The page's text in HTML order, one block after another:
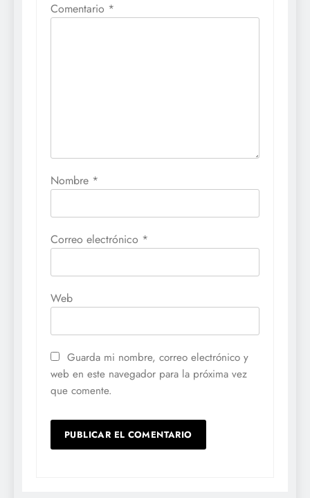
Comentario *
Nombre *
Correo electrónico *
Web
Guarda mi nombre, correo electrónico y
web en este navegador para la próxima vez
que comente.